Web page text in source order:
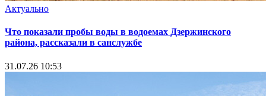
Актуально
Что показали пробы воды в водоемах Дзержинского
района, рассказали в санслужбе
31.07.26 10:53